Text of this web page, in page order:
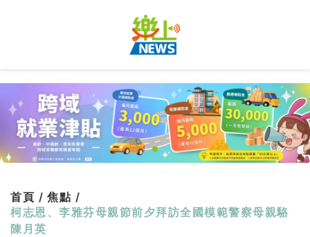
首頁 / 焦點 /
柯志恩、李雅芬母親節前夕拜訪全國模範警察母親駱
陳月英